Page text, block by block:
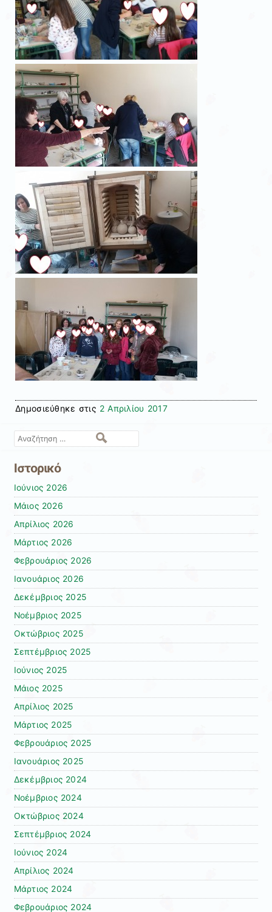
Δημοσιεύθηκε στις 2 Απριλίου 2017
Αναζήτηση
Ιστορικό
Ιούνιος 2026
Μάιος 2026
Απρίλιος 2026
Μάρτιος 2026
Φεβρουάριος 2026
Ιανουάριος 2026
Δεκέμβριος 2025
Νοέμβριος 2025
Οκτώβριος 2025
Σεπτέμβριος 2025
Ιούνιος 2025
Μάιος 2025
Απρίλιος 2025
Μάρτιος 2025
Φεβρουάριος 2025
Ιανουάριος 2025
Δεκέμβριος 2024
Νοέμβριος 2024
Οκτώβριος 2024
Σεπτέμβριος 2024
Ιούνιος 2024
Απρίλιος 2024
Μάρτιος 2024
Φεβρουάριος 2024